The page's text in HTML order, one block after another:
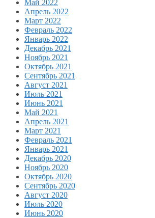
Май 2022
Апрель 2022
Март 2022
Февраль 2022
Январь 2022
Декабрь 2021
Ноябрь 2021
Октябрь 2021
Сентябрь 2021
Август 2021
Июль 2021
Июнь 2021
Май 2021
Апрель 2021
Март 2021
Февраль 2021
Январь 2021
Декабрь 2020
Ноябрь 2020
Октябрь 2020
Сентябрь 2020
Август 2020
Июль 2020
Июнь 2020